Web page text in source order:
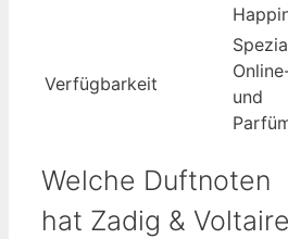
Verfügbarkeit
und
Welche Duftnoten
hat Zadig & Voltaire